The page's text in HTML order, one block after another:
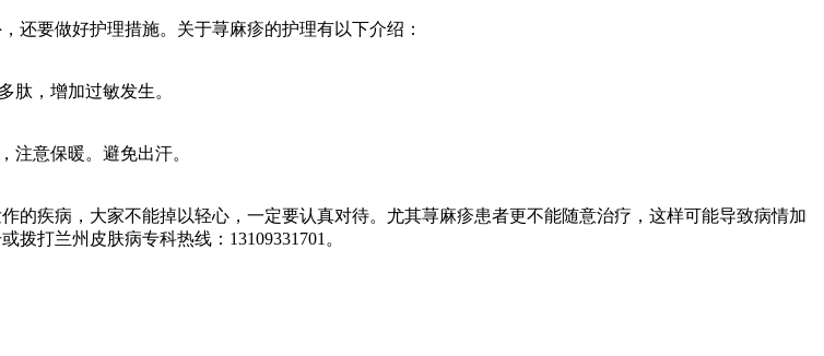
还要做好护理措施。关于荨麻疹的护理有以下介绍：
，增加过敏发生。
意保暖。避免出汗。
疾病，大家不能掉以轻心，一定要认真对待。尤其荨麻疹患者更不能随意治疗，这样可能导致病情加
打兰州皮肤病专科热线：13109331701。